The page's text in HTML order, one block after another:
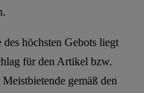
höchsten Gebots liegt
für den Artikel bzw.
gemäß den